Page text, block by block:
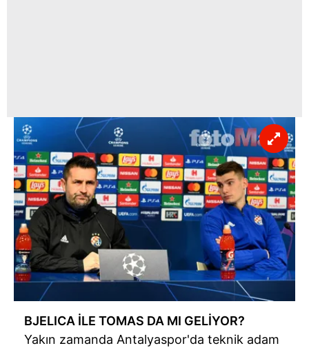
BJELICA İLE TOMAS DA MI GELİYOR?
Yakın zamanda Antalyaspor'da teknik adam